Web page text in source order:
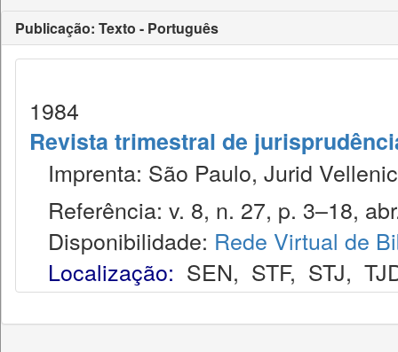
Publicação: Texto - Português
1984
Revista trimestral de
Imprenta: São Paulo, Jurid
Referência: v. 8, n. 27, p. 3–18,
Disponibilidade: Rede Virtual de
Localização: SEN, STF, STJ,